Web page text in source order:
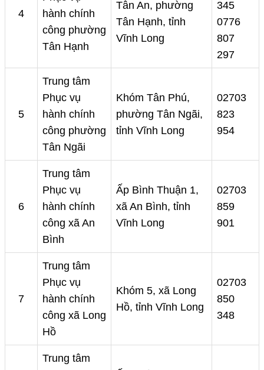
4
hành chính
công phường
Tân Hạnh
Tân An, phường
Tân Hạnh, tỉnh
Vĩnh Long
345
0776
807
297
5
Trung tâm
Phục vụ
hành chính
công phường
Tân Ngãi
Khóm Tân Phú,
phường Tân Ngãi,
tỉnh Vĩnh Long
02703
823
954
6
Trung tâm
Phục vụ
hành chính
công xã An
Bình
Ấp Bình Thuận 1,
xã An Bình, tỉnh
Vĩnh Long
02703
859
901
7
Trung tâm
Phục vụ
hành chính
công xã Long
Hồ
Khóm 5, xã Long
Hồ, tỉnh Vĩnh Long
02703
850
348
Trung tâm